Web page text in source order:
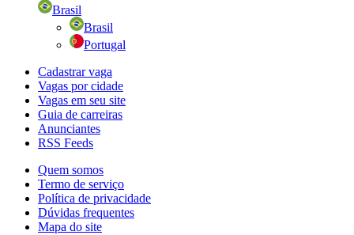
Brasil
Brasil
Portugal
Cadastrar vaga
Vagas por cidade
Vagas em seu site
Guia de carreiras
Anunciantes
RSS Feeds
Quem somos
Termo de serviço
Política de privacidade
Dúvidas frequentes
Mapa do site